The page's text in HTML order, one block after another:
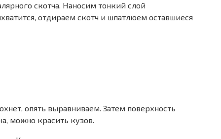
скотча. Наносим тонкий слой
отдираем скотч и шпатлюем оставшиеся
опять выравниваем. Затем поверхность
можно красить кузов.